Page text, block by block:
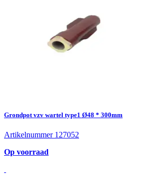
Grondpot vzv wartel type1 Ø48 * 300mm
Artikelnummer 127052
Op voorraad